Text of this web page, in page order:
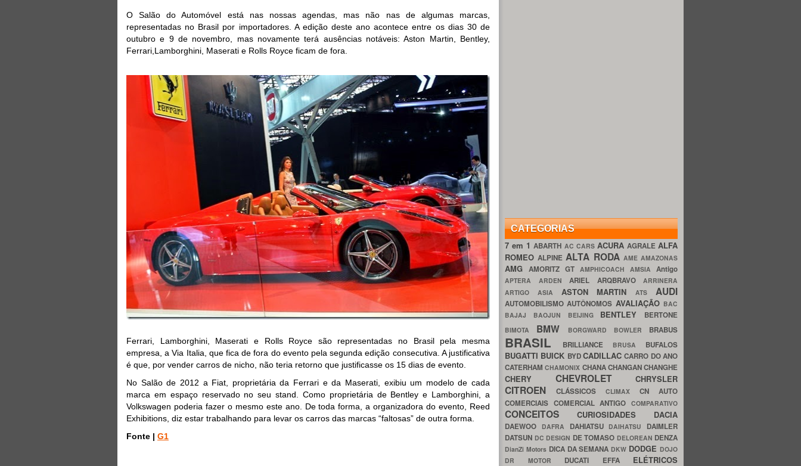
O Salão do Automóvel está nas nossas agendas, mas não nas de algumas marcas,
representadas no Brasil por importadores. A edição deste ano acontece entre os dias 30 de
outubro e 9 de novembro, mas novamente terá ausências notáveis: Aston Martin, Bentley,
Ferrari,Lamborghini, Maserati e Rolls Royce ficam de fora.
Ferrari, Lamborghini, Maserati e Rolls Royce são representadas no Brasil pela mesma
empresa, a Via Italia, que fica de fora do evento pela segunda edição consecutiva. A justificativa
é que, por vender carros de nicho, não teria retorno que justificasse os 15 dias de evento.
No Salão de 2012 a Fiat, proprietária da Ferrari e da Maserati, exibiu um modelo de cada
marca em espaço reservado no seu stand. Como proprietária de Bentley e Lamborghini, a
Volkswagen poderia fazer o mesmo este ano. De toda forma, a organizadora do evento, Reed
Exhibitions, diz estar trabalhando para levar os carros das marcas “faltosas” de outra forma.
Fonte | G1
CATEGORIAS
7 em 1ABARTH AC CARS ACURA AGRALE ALFA
ROMEOALPINEALTA RODA AME AMAZONAS
AMG AMORITZ GT AMPHICOACH AMSIA Antigo
APTERA ARDEN ARIEL ARQBRAVO ARRINERA
ARTIGO ASIA ASTON MARTINATS AUDI
AUTOMOBILISMOAUTÔNOMOS AVALIAÇÃO BAC
BAJAJ BAOJUN BEIJING BENTLEY BERTONE
BIMOTA BMW BORGWARD BOWLER BRABUS
BRASIL BRILLIANCE BRUSA BUFALOS
BUGATTI BUICK BYDCADILLACCARRO DO ANO
CATERHAMCHAMONIX CHANACHANGANCHANGHE
CHERY CHEVROLET CHRYSLER
CITROEN CLÁSSICOS CLIMAX CN AUTO
COMERCIAIS COMERCIAL ANTIGOCOMPARATIVO
CONCEITOS CURIOSIDADES DACIA
DAEWOO DAFRA DAHIATSU DAIHATSU DAIMLER
DATSUN DC DESIGN DE TOMASO DELOREAN DENZA
DianZi Motors DICA DA SEMANA DKW DODGE DOJO
DR MOTOR DUCATI EFFA ELÉTRICOS